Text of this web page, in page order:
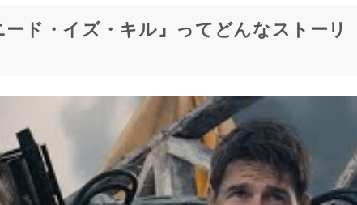
ド・イズ・キル』ってどんなストーリ